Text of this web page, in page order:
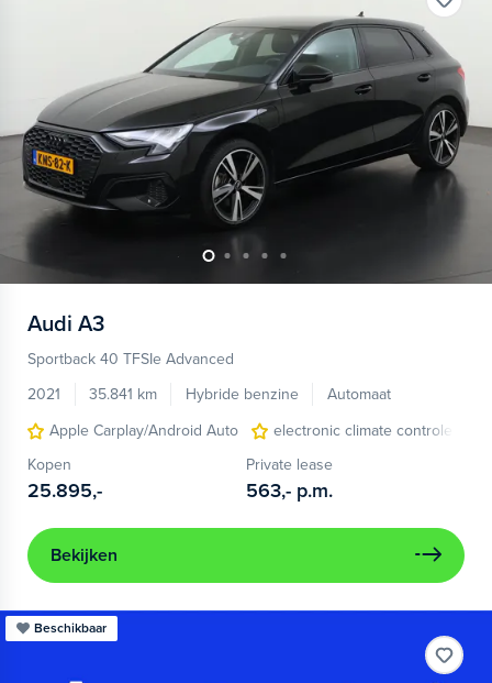
Audi A3
Sportback 40 TFSIe Advanced
2021
35.841 km Hybride benzine
Automaat
Apple Carplay/Android Auto
electronic climate controle
Kopen
25.895,-
Private lease
563,- p.m.
Bekijken
Beschikbaar